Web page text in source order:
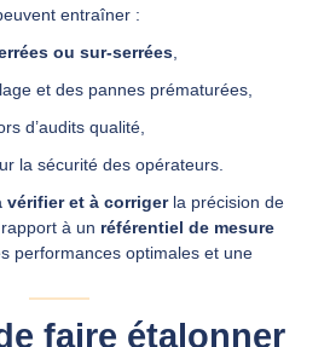
entraîner :
ou sur‑serrées
et des pannes prématurées,
d’audits qualité,
la sécurité des opérateurs.
et à corrigerla précision de
à un référentiel de mesure
performances optimales et une
faire étalonner